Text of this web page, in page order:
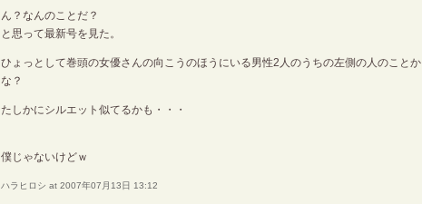
ん？なんのことだ？
と思って最新号を見た。
ひょっとして巻頭の女優さんの向こうのほうにいる男性2人のうちの左側の人のことか
な？
たしかにシルエット似てるかも・・・
僕じゃないけどｗ
ハラヒロシ at 2007年07月13日 13:12